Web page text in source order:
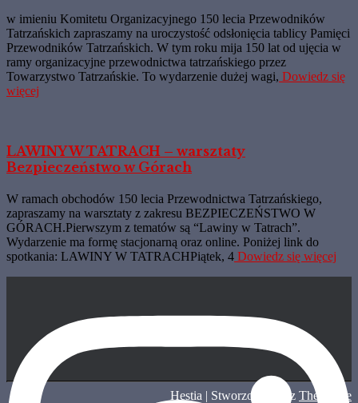
w imieniu Komitetu Organizacyjnego 150 lecia Przewodników
Tatrzańskich zapraszamy na uroczystość odsłonięcia tablicy Pamięci
Przewodników Tatrzańskich. W tym roku mija 150 lat od ujęcia w
ramy organizacyjne przewodnictwa tatrzańskiego przez
Towarzystwo Tatrzańskie. To wydarzenie dużej wagi, Dowiedz się
więcej
LAWINY W TATRACH – warsztaty
Bezpieczeństwo w Górach
W ramach obchodów 150 lecia Przewodnictwa Tatrzańskiego,
zapraszamy na warsztaty z zakresu BEZPIECZEŃSTWO W
GÓRACH.Pierwszym z tematów są “Lawiny w Tatrach”.
Wydarzenie ma formę stacjonarną oraz online. Poniżej link do
spotkania: LAWINY W TATRACHPiątek, 4 Dowiedz się więcej
Hestia | Stworzone przez ThemeIsle